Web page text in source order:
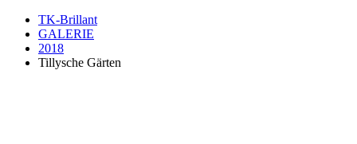
TK-Brillant
GALERIE
2018
Tillysche Gärten